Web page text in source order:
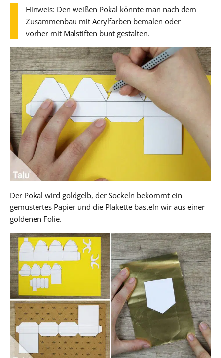
Hinweis: Den weißen Pokal könnte man nach dem
Zusammenbau mit Acrylfarben bemalen oder
vorher mit Malstiften bunt gestalten.
Der Pokal wird goldgelb, der Sockeln bekommt ein
gemustertes Papier und die Plakette basteln wir aus einer
goldenen Folie.